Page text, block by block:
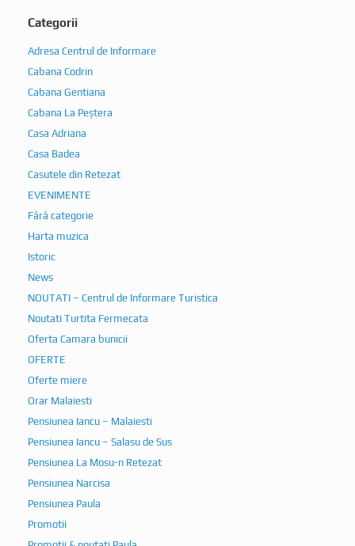
Categorii
Adresa Centrul de Informare
Cabana Codrin
Cabana Gentiana
Cabana La Peștera
Casa Adriana
Casa Badea
Casutele din Retezat
EVENIMENTE
Fără categorie
Harta muzica
Istoric
News
NOUTATI – Centrul de Informare Turistica
Noutati Turtita Fermecata
Oferta Camara bunicii
OFERTE
Oferte miere
Orar Malaiesti
Pensiunea Iancu – Malaiesti
Pensiunea Iancu – Salasu de Sus
Pensiunea La Mosu-n Retezat
Pensiunea Narcisa
Pensiunea Paula
Promotii